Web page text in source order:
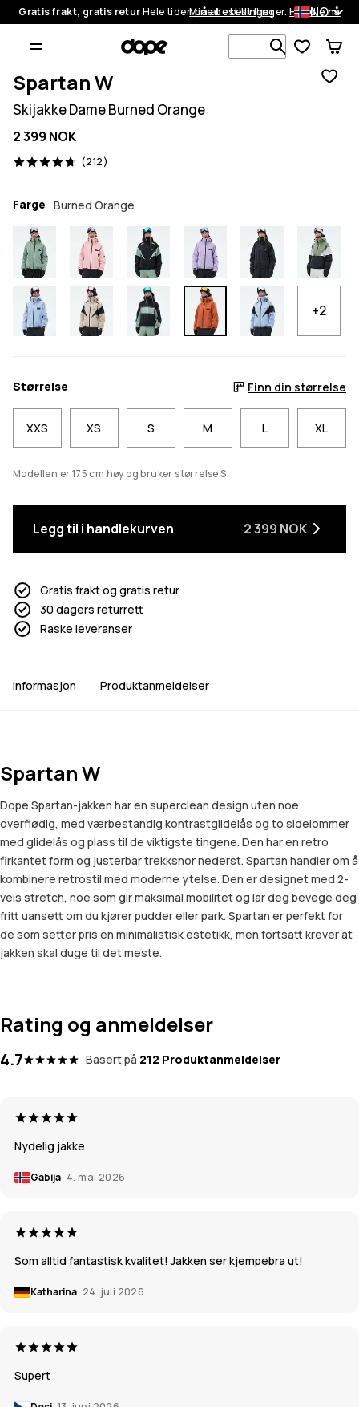
Gratis frakt, gratis returHele tiden på alle bestillinger.Handle nå
Mine bestillinger NO
Søk blant 1
Spartan W
Skijakke Dame Burned Orange
2 399 NOK
(212)
212 anmeldelser, 4.7/5
Farge Burned Orange
+2
Størrelse Finn din størrelse
XXS XS S M L XL
Modellen er 175 cm høy og bruker størrelse S.
Legg til i handlekurven 2 399 NOK
Gratis frakt og gratis retur
30 dagers returrett
Raske leveranser
Informasjon Produktanmeldelser
Spartan W
Dope Spartan-jakken har en superclean design uten noe
overflødig, med værbestandig kontrastglidelås og to sidelommer
med glidelås og plass til de viktigste tingene. Den har en retro
firkantet form og justerbar trekksnor nederst. Spartan handler om å
kombinere retrostil med moderne ytelse. Den er designet med 2-
veis stretch, noe som gir maksimal mobilitet og lar deg bevege deg
fritt uansett om du kjører pudder eller park. Spartan er perfekt for
de som setter pris en minimalistisk estetikk, men fortsatt krever at
jakken skal duge til det meste.
Rating og anmeldelser
4.7 Basert på 212 Produktanmeldelser
Nydelig jakke
Gabija 4. mai 2026
Som alltid fantastisk kvalitet! Jakken ser kjempebra ut!
Katharina 24. juli 2026
Supert